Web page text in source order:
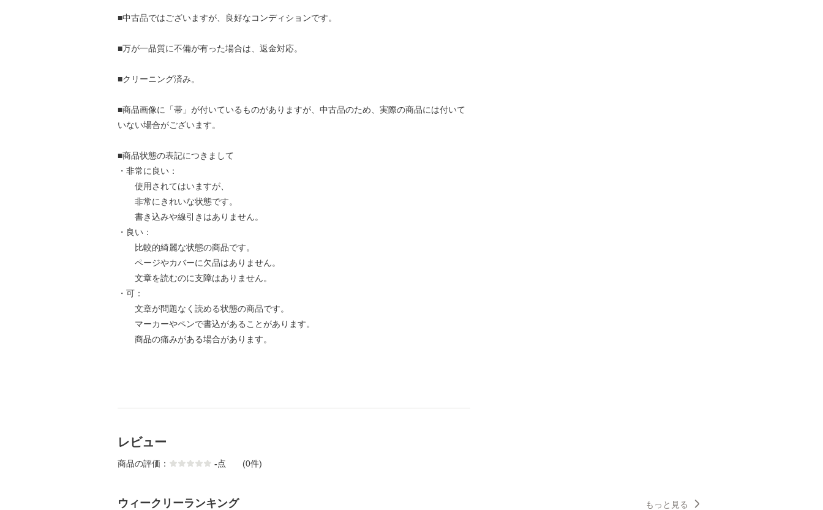
■中古品ではございますが、良好なコンディションです。
■万が一品質に不備が有った場合は、返金対応。
■クリーニング済み。
■商品画像に「帯」が付いているものがありますが、中古品のため、実際の商品には付いて
いない場合がございます。
■商品状態の表記につきまして
・非常に良い：
使用されてはいますが、
非常にきれいな状態です。
書き込みや線引きはありません。
・良い：
比較的綺麗な状態の商品です。
ページやカバーに欠品はありません。
文章を読むのに支障はありません。
・可：
文章が問題なく読める状態の商品です。
マーカーやペンで書込があることがあります。
商品の痛みがある場合があります。
レビュー
商品の評価： -点 (0件)
ウィークリーランキング もっと見る